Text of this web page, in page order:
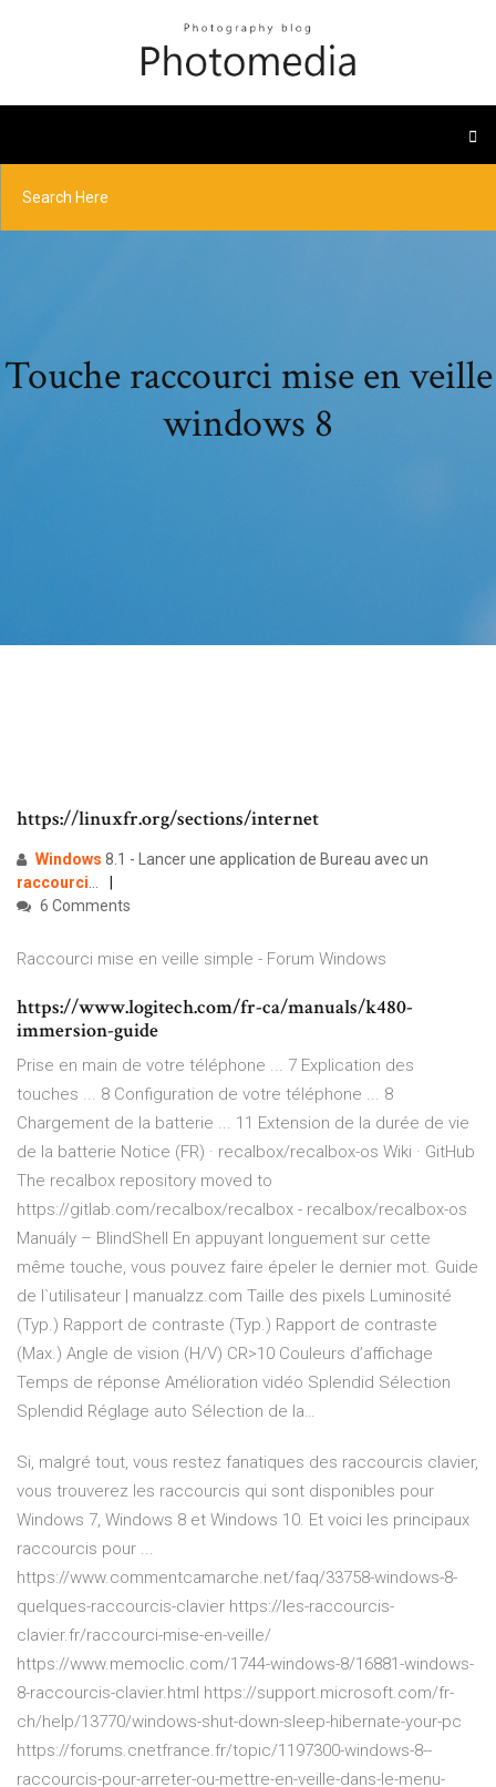
Touche raccourci mise en veille
windows 8
https://linuxfr.org/sections/internet
Windows 8.1 - Lancer une application de Bureau avec un
raccourci...
6 Comments
Raccourci mise en veille simple - Forum Windows
https://www.logitech.com/fr-ca/manuals/k480-
immersion-guide
Prise en main de votre téléphone ... 7 Explication des
touches ... 8 Configuration de votre téléphone ... 8
Chargement de la batterie ... 11 Extension de la durée de vie
de la batterie Notice (FR) · recalbox/recalbox-os Wiki · GitHub
The recalbox repository moved to
https://gitlab.com/recalbox/recalbox - recalbox/recalbox-os
Manuály – BlindShell
En appuyant longuement sur cette
même touche, vous pouvez faire épeler le dernier mot. Guide
de l`utilisateur | manualzz.com Taille des pixels Luminosité
(Typ.) Rapport de contraste (Typ.) Rapport de contraste
(Max.) Angle de vision (H/V) CR>10 Couleurs d’affichage
Temps de réponse Amélioration vidéo Splendid Sélection
Splendid Réglage auto Sélection de la…
Si, malgré tout, vous restez fanatiques des raccourcis clavier,
vous trouverez les raccourcis qui sont disponibles pour
Windows 7, Windows 8 et Windows 10. Et voici les principaux
raccourcis pour ...
https://www.commentcamarche.net/faq/33758-windows-8-
quelques-raccourcis-clavier https://les-raccourcis-
clavier.fr/raccourci-mise-en-veille/
https://www.memoclic.com/1744-windows-8/16881-windows-
8-raccourcis-clavier.html https://support.microsoft.com/fr-
ch/help/13770/windows-shut-down-sleep-hibernate-your-pc
https://forums.cnetfrance.fr/topic/1197300-windows-8--
raccourcis-pour-arreter-ou-mettre-en-veille-dans-le-menu-